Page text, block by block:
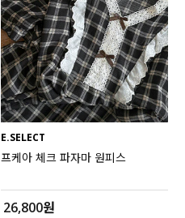
E.SELECT
프케아 체크 파자마 원피스
26,800원